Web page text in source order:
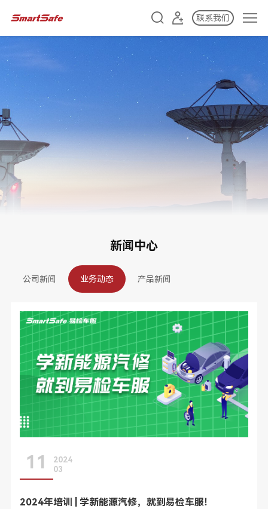
联系我们
新闻中心
公司新闻 业务动态 产品新闻
11
2024
03
2024年培训 | 学新能源汽修，就到易检车服！